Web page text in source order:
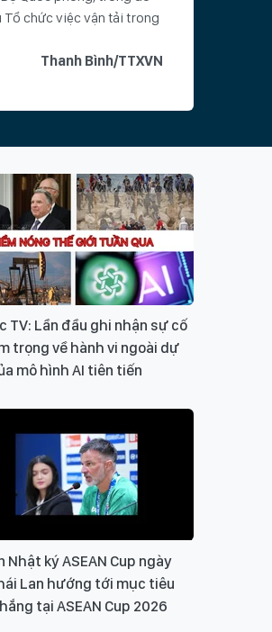
Tổ chức việc vận tải trong
Thanh Bình/TTXVN
chống Pháp
Chủ tịch Hồ Chí Minh
GỬI BÌNH LUẬN
TV: Lần đầu ghi nhận sự cố
trọng về hành vi ngoài dự
mô hình AI tiên tiến
Nhật ký ASEAN Cup ngày
Lan hướng tới mục tiêu
tại ASEAN Cup 2026